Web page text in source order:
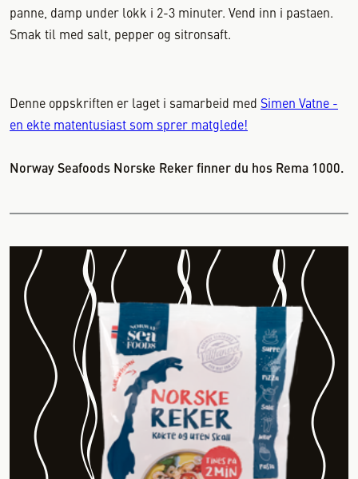
panne, damp under lokk i 2-3 minuter. Vend inn i pastaen.
Smak til med salt, pepper og sitronsaft.
Denne oppskriften er laget i samarbeid med Simen Vatne -
en ekte matentusiast som sprer matglede!
Norway Seafoods Norske Reker finner du hos Rema 1000.